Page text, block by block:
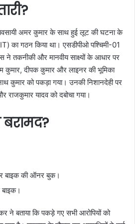
अमर कुमार के साथ हुई लूट की घटना के
का गठन किया था। एसडीपीओ पश्चिमी-01
ने तकनीकी और मानवीय साक्ष्यों के आधार पर
कुमार, दीपक कुमार और लाइनर की भूमिका
कुमार को पकड़ा गया। उनकी निशानदेही पर
राजकुमार यादव को दबोचा गया।
बाइक की ऑनर बुक।
ने बताया कि पकड़े गए सभी आरोपियों को